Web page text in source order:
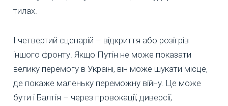
тилах.
І четвертий сценарій – відкриття або розігрів
іншого фронту. Якщо Путін не може показати
велику перемогу в Україні, він може шукати місце,
де покаже маленьку переможну війну. Це може
бути і Балтія – через провокації, диверсії,